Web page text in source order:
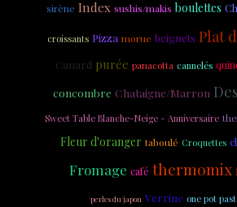
sirène Index sushis/makis boulettes
croissants Pizza morue beignets Plat
Canard purée panacotta cannelés
concombre Chataigne/Marron
Sweet Table Blanche-Neige - Anniversaire
Fleur d'oranger taboulé Croquettes
Fromage café thermomix
perles du japon Verrine one pot